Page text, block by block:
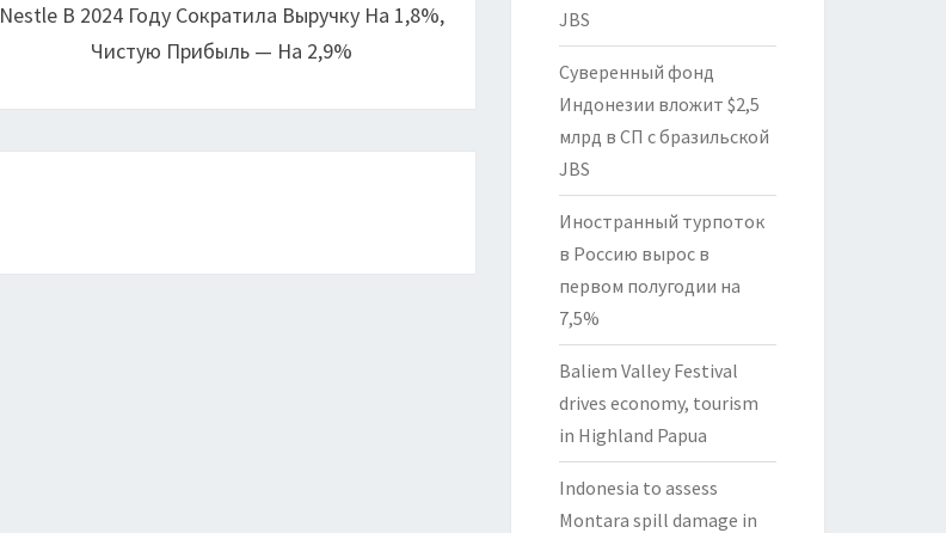
Nestle В 2024 Году Сократила Выручку На 1,8%,
Чистую Прибыль — На 2,9%
JBS
Суверенный фонд
Индонезии вложит $2,5
млрд в СП с бразильской
JBS
Иностранный турпоток
в Россию вырос в
первом полугодии на
7,5%
Baliem Valley Festival
drives economy, tourism
in Highland Papua
Indonesia to assess
Montara spill damage in